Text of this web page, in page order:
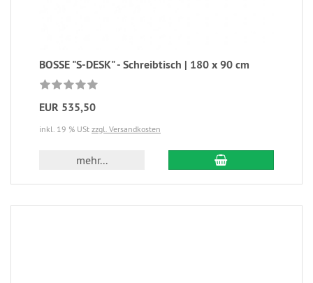
BOSSE "S-DESK" - Schreibtisch | 180 x 90 cm
EUR 535,50
inkl. 19 % USt zzgl. Versandkosten
mehr...